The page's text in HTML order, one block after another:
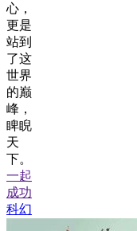
心，
更是
站到
了这
世界
的巅
峰，
睥睨
天
下。
一起
成功
科幻